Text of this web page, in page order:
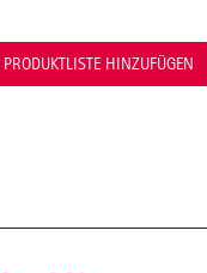
HINZUFÜGEN